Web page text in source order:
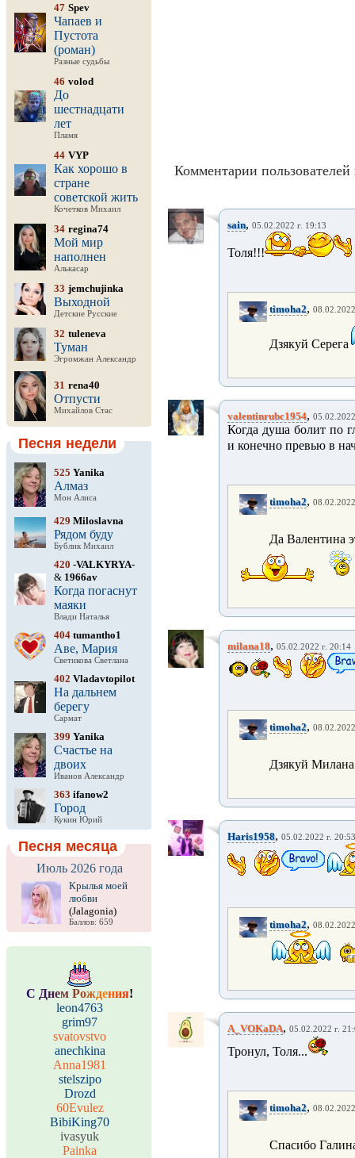
47 Spev
Чапаев и
Пустота
(роман)
Разные судьбы
46 volod
До
шестнадцати
лет
Пламя
44 VYP
Как хорошо в
стране
советской жить
Кочетков Михаил
34 regina74
Мой мир
наполнен
Алькасар
33 jemchujinka
Выходной
Детские Русские
32 tuleneva
Туман
Эгромжан Александр
31 rena40
Отпусти
Михайлов Стас
Песня недели
525 Yanika
Алмаз
Мон Алиса
429 Miloslavna
Рядом буду
Бублик Михаил
420 -VALKYRYA-
& 1966av
Когда погаснут
маяки
Влади Наталья
404 tumantho1
Аве, Мария
Светикова Светлана
402 Vladavtopilot
На дальнем
берегу
Сармат
399 Yanika
Счастье на
двоих
Иванов Александр
363 ifanow2
Город
Кукин Юрий
Песня месяца
Июль 2026 года
Крылья моей
любви
(Jalagonia)
Баллов: 659
С Днем Рождения!
leon4763
grim97
svatovstvo
anechkina
Anna1981
stelszipo
Drozd
60Evulez
BibiKing70
ivasyuk
Painka
Комментарии пользователей
sain, 05.02.2022 г. 19:13
Толя!!!
timoha2,
Дзякуй Серега
valentinrubc1954,
Когда душа болит по
и конечно превью в
timoha2,
Да Валентина
milana18, 05.02.2022 г. 20:14
timoha2,
Дзякуй Милана
Haris1958, 05.02.2022 г. 20:53
timoha2,
A_VOKaDA, 05.02.2022 г.
Тронул, Толя...
timoha2,
Спасибо